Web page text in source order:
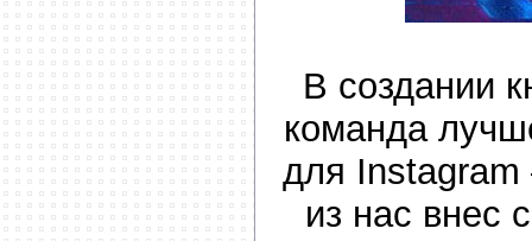
В создании
команда
для
из нас внес